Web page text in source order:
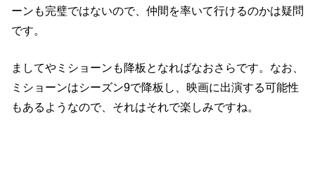
ーンも完璧ではないので、仲間を率いて行けるのかは疑問
です。
ましてやミショーンも降板となればなおさらです。なお、
ミショーンはシーズン9で降板し、映画に出演する可能性
もあるようなので、それはそれで楽しみですね。